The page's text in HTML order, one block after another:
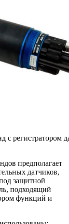
с регистратором
предполагает
датчиков,
защитной
подходящий
функций и